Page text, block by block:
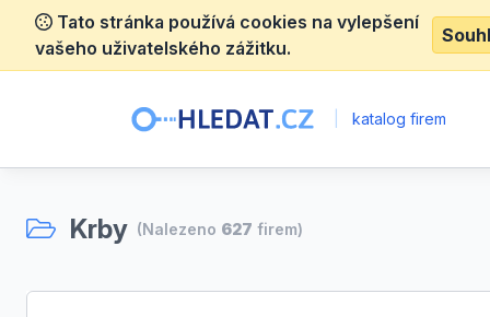
Tato stránka používá cookies na vylepšení
vašeho uživatelského zážitku.
katalog firem
Krby (Nalezeno 627 firem)